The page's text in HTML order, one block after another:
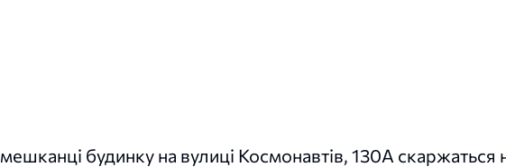
мешканці будинку на вулиці Космонавтів, 130А скаржаться